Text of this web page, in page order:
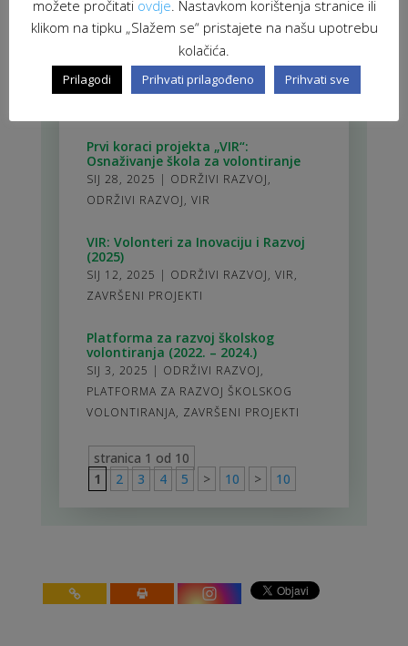
SRP 8, 2025
LOKALNA DEMOKRACIJA I
AKTIVNO GRAĐANSTVO
RAZVOJ ,PLATFORMA ZA RAZVOJ
ŠKOLSKOG VOLONTIRANJA,VIR:
Prvi koraci projekta „VIR“:
Osnaživanje škola za volontiranje
SIJ 28, 2025 | ODRŽIVI RAZVOJ,
ODRŽIVI RAZVOJ, VIR
VIR: Volonteri za Inovaciju i Razvoj
(2025)
SIJ 12, 2025 | ODRŽIVI RAZVOJ, VIR,
ZAVRŠENI PROJEKTI
Platforma za razvoj školskog
volontiranja (2022. – 2024.)
SIJ 3, 2025 | ODRŽIVI RAZVOJ,
PLATFORMA ZA RAZVOJ ŠKOLSKOG
VOLONTIRANJA, ZAVRŠENI PROJEKTI
stranica 1 od 10
1
2 3 4 5 > 10 > 10
možete pročitati ovdje. Nastavkom korištenja stranice ili
klikom na tipku „Slažem se“ pristajete na našu upotrebu
kolačića.
Prilagodi Prihvati prilagođeno Prihvati sve